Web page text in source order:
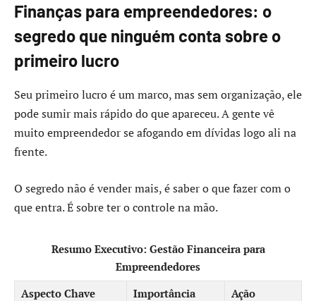
Finanças para empreendedores: o
segredo que ninguém conta sobre o
primeiro lucro
Seu primeiro lucro é um marco, mas sem organização, ele
pode sumir mais rápido do que apareceu. A gente vê
muito empreendedor se afogando em dívidas logo ali na
frente.
O segredo não é vender mais, é saber o que fazer com o
que entra. É sobre ter o controle na mão.
Resumo Executivo: Gestão Financeira para
Empreendedores
Aspecto Chave
Importância
Ação